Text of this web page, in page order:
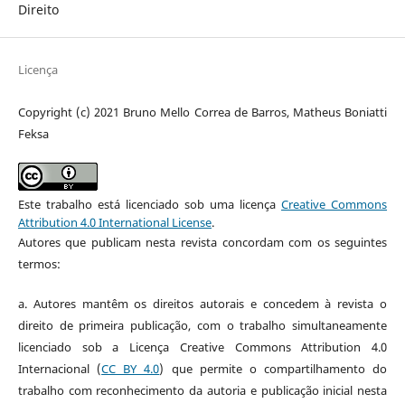
Direito
Licença
Copyright (c) 2021 Bruno Mello Correa de Barros, Matheus Boniatti
Feksa
Este trabalho está licenciado sob uma licençaCreative Commons
Attribution 4.0 International License.
Autores que publicam nesta revista concordam com os seguintes
termos:
a. Autores mantêm os direitos autorais e concedem à revista o
direito de primeira publicação, com o trabalho simultaneamente
licenciado sob a Licença Creative Commons Attribution 4.0
Internacional(CC BY 4.0) que permite o compartilhamento do
trabalho com reconhecimento da autoria e publicação inicial nesta